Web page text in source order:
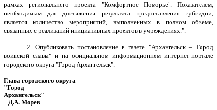
рамках регионального проекта "Комфортное Поморье". Показателем,
необходимым для достижения результата предоставления субсидии,
является количество мероприятий, выполненных в полном объеме,
связанных с реализаций инициативных проектов в учреждениях.".
2. Опубликовать постановление в газете "Архангельск – Город
воинской славы" и на официальном информационном интернет-портале
городского округа "Город Архангельск".
Глава городского округа
"Город
Архангельск"
Д.А. Морев